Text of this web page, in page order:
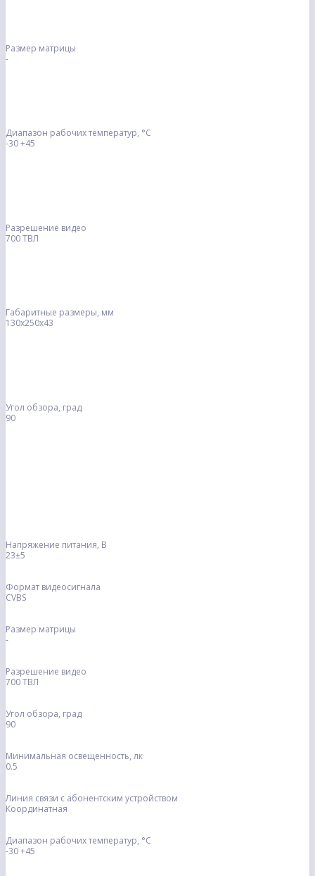
Размер матрицы
-
Диапазон рабочих температур, °С
-30 +45
Разрешение видео
700 ТВЛ
Габаритные размеры, мм
130х250х43
Угол обзора, град
90
Напряжение питания, В
23±5
Формат видеосигнала
CVBS
Размер матрицы
-
Разрешение видео
700 ТВЛ
Угол обзора, град
90
Минимальная освещенность, лк
0.5
Линия связи с абонентским устройством
Координатная
Диапазон рабочих температур, °С
-30 +45